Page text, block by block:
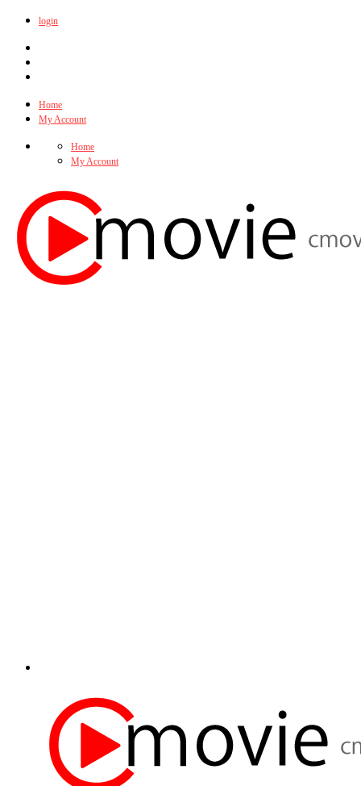
login
Home
My Account
Home
My Account